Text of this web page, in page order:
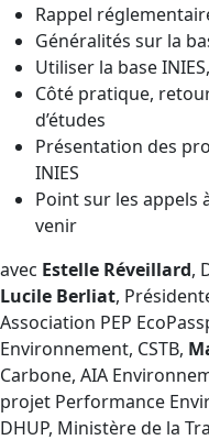
Rappel
Généralités sur la
Utiliser la base
Côté pratique,
d’études
Présentation des
INIES
Point sur les appels
venir
avec Estelle Réveillard,
Lucile Berliat,
Association PEP
Environnement, CSTB,
Carbone, AIA
projet Performance
DHUP, Ministère de la